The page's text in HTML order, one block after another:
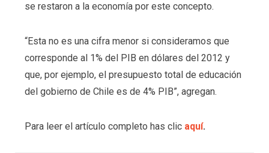
se restaron a la economía por este concepto.
“Esta no es una cifra menor si consideramos que
corresponde al 1% del PIB en dólares del 2012 y
que, por ejemplo, el presupuesto total de educación
del gobierno de Chile es de 4% PIB”, agregan.
Para leer el artículo completo has clic aquí.